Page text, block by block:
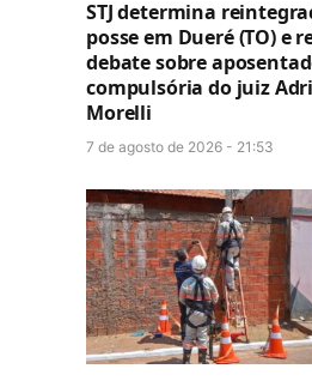
STJ determina
posse em Dueré (TO) e
debate sobre
compulsória do juiz
Morelli
7 de agosto de 2026 - 21:53